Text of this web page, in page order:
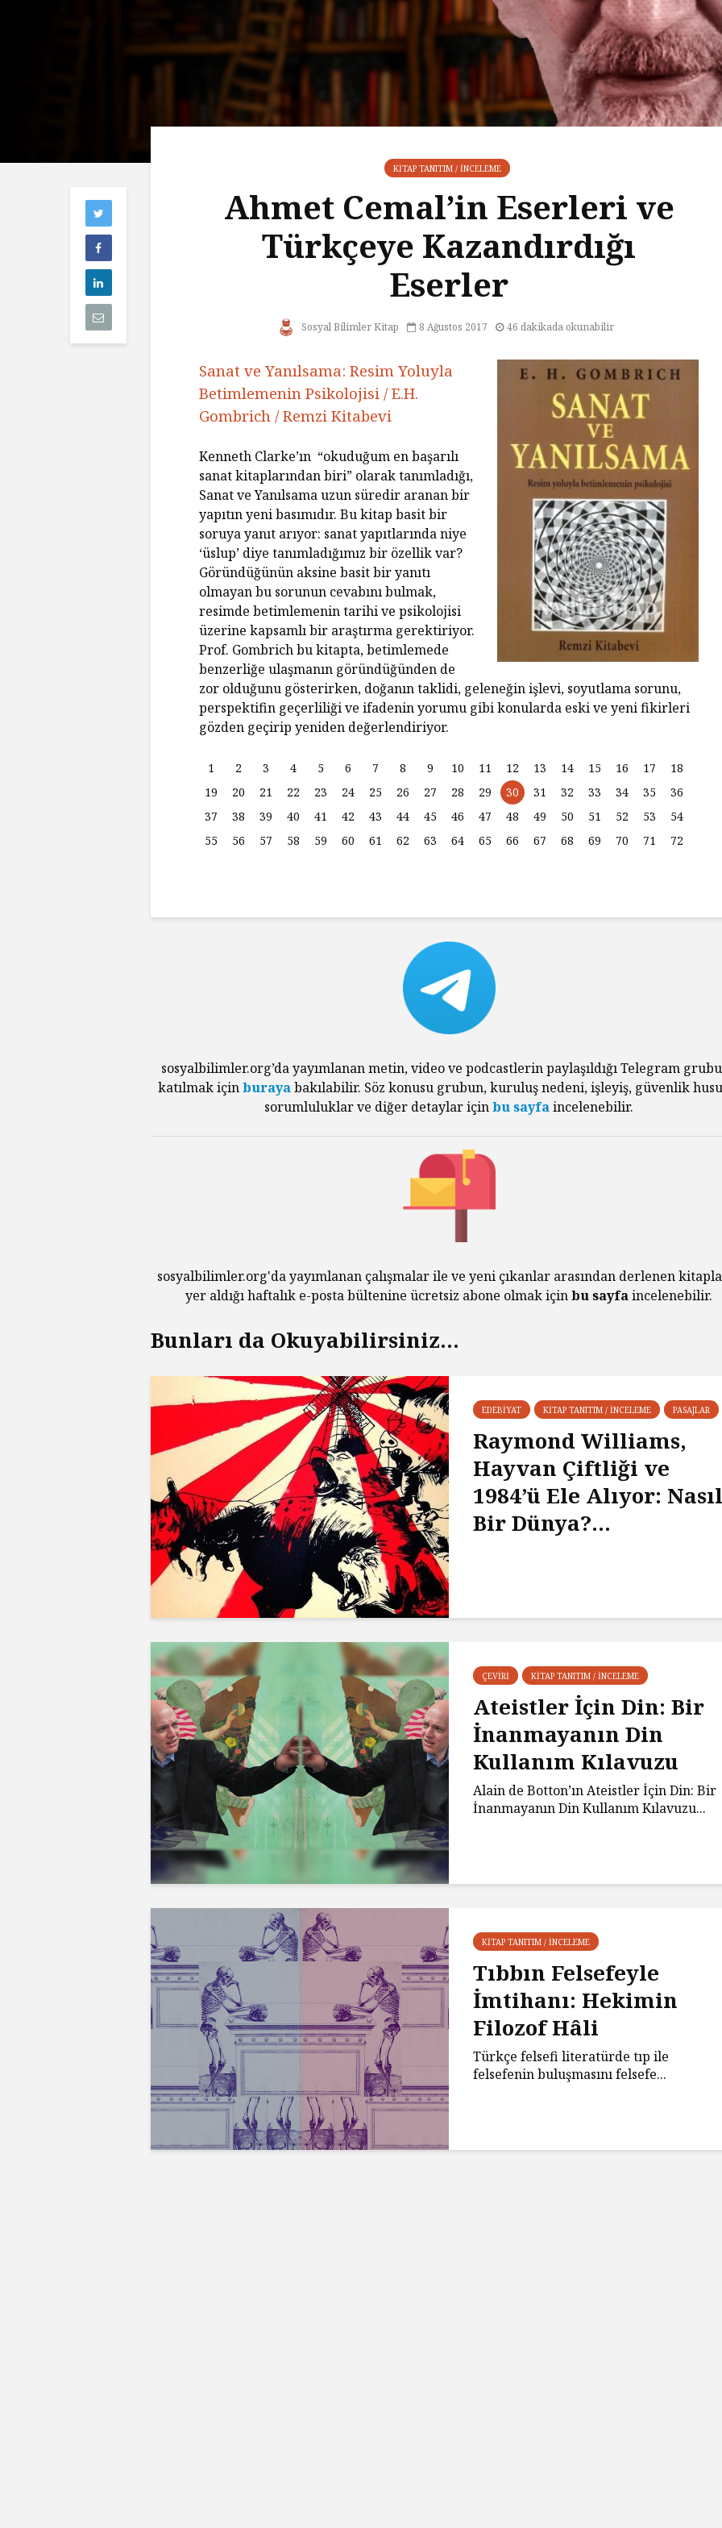
KITAP TANITIM / İNCELEME
Ahmet Cemal’in Eserleri ve
Türkçeye Kazandırdığı
Eserler
Sosyal Bilimler Kitap 8 Ağustos 2017 46 dakikada okunabilir
Sanat ve Yanılsama: Resim Yoluyla
Betimlemenin Psikolojisi /E.H.
Gombrich /Remzi Kitabevi
Kenneth Clarke’ın “okuduğum en başarılı
sanat kitaplarından biri” olarak tanımladığı,
Sanat ve Yanılsama uzun süredir aranan bir
yapıtın yeni basımıdır. Bu kitap basit bir
soruya yanıt arıyor: sanat yapıtlarında niye
‘üslup’ diye tanımladığımız bir özellik var?
Göründüğünün aksine basit bir yanıtı
olmayan bu sorunun cevabını bulmak,
resimde betimlemenin tarihi ve psikolojisi
üzerine kapsamlı bir araştırma gerektiriyor.
Prof. Gombrich bu kitapta, betimlemede
benzerliğe ulaşmanın göründüğünden de
zor olduğunu gösterirken, doğanın taklidi, geleneğin işlevi, soyutlama sorunu,
perspektifin geçerliliği ve ifadenin yorumu gibi konularda eski ve yeni fikirleri
gözden geçirip yeniden değerlendiriyor.
1 2 3 4 5 6 7 8 9 10 11 12 13 14 15 16 17
18
19
20 21 22 23 24 25 26 27 28 29 30 31 32 33 34 35
36
37
38 39 40 41 42 43 44 45 46 47 48 49 50 51 52 53
54
55
56 57 58 59 60 61 62 63 64 65 66 67 68 69 70 71 72
sosyalbilimler.org’da yayımlanan metin, video ve podcastlerin paylaşıldığı Telegram
katılmak içinburayabakılabilir. Söz konusu grubun, kuruluş nedeni, işleyiş, güvenlik
sorumluluklar ve diğer detaylar içinbu sayfaincelenebilir.
sosyalbilimler.org'da yayımlanan çalışmalar ile ve yeni çıkanlar arasından derlenen
yer aldığı haftalık e-posta bültenine ücretsiz abone olmak içinbu sayfaincelenebilir.
Bunları da Okuyabilirsiniz...
EDEBIYAT KITAP TANITIM / İNCELEME PASAJLAR
Raymond Williams,
Hayvan Çiftliği ve
1984’ü Ele Alıyor: Nasıl
Bir Dünya?...
ÇEVIRI KITAP TANITIM / İNCELEME
Ateistler İçin Din: Bir
İnanmayanın Din
Kullanım Kılavuzu
Alain de Botton’ın Ateistler İçin Din: Bir
İnanmayanın Din Kullanım Kılavuzu...
KITAP TANITIM / İNCELEME
Tıbbın Felsefeyle
İmtihanı: Hekimin
Filozof Hâli
Türkçe felsefi literatürde tıp ile
felsefenin buluşmasını felsefe...
Tarihin Gölgesinde
Güney Afrika
Sevgi ve Kurban
Üzerine: Paskalya,
Yokluğun
Kutlamasıdır
‘Hayvan’ Neydi?
Ontoloji ve
Hoşnutsuzlukları
Alexandre Kojève ve
Evrensel
1962)
İnançsız Umut: Bir
Teolojik Anlaşmazlık
Üzerine
muydu?
Piyasa Odaklı Bir
Dünyada Felsefenin
Nasıl
Hiç